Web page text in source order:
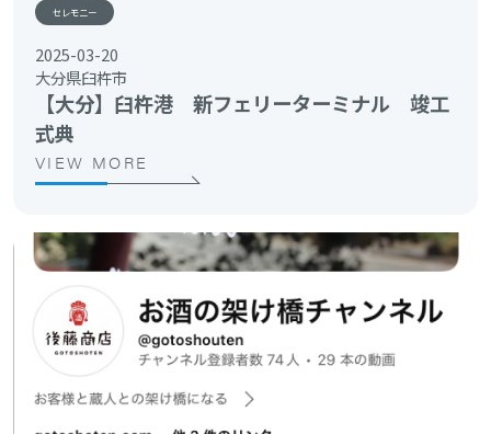
セレモニー
2025-03-20
大分県臼杵市
【大分】臼杵港 新フェリーターミナル 竣工
式典
VIEW MORE